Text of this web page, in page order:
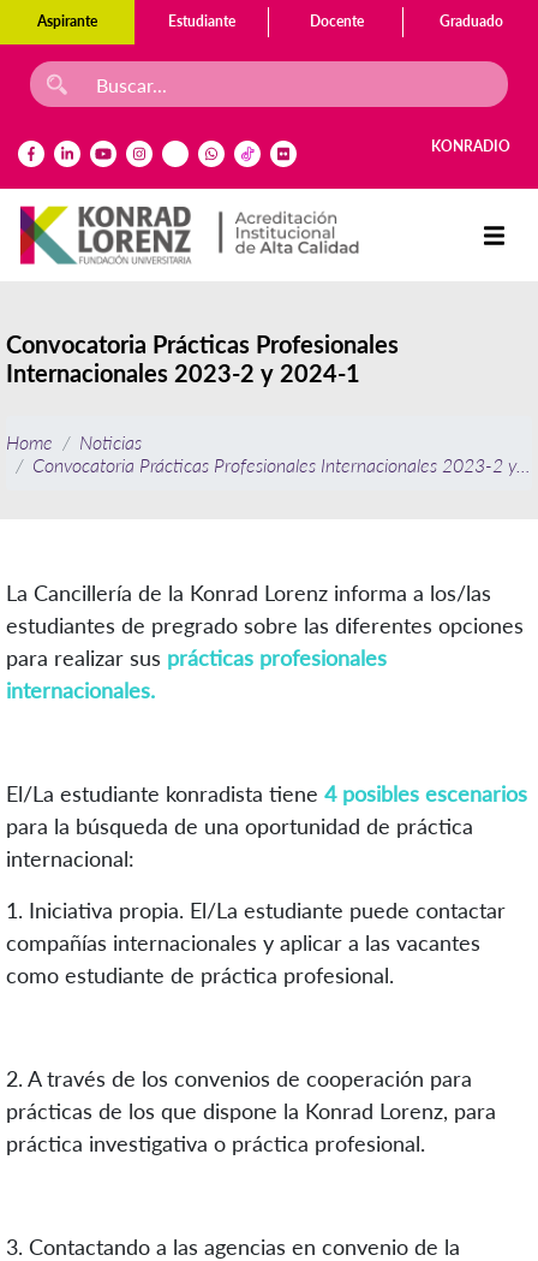
Aspirante Estudiante Docente Graduado
KONRADIO
Convocatoria Prácticas Profesionales
Internacionales 2023-2 y 2024-1
Home
Noticias
Convocatoria Prácticas Profesionales Internacionales 2023-2 y
La Cancillería de la Konrad Lorenz informa a los/las
estudiantes de pregrado sobre las diferentes opciones
para realizar sus prácticas profesionales
internacionales.
El/La estudiante konradista tiene 4 posibles escenarios
para la búsqueda de una oportunidad de práctica
internacional:
1. Iniciativa propia. El/La estudiante puede contactar
compañías internacionales y aplicar a las vacantes
como estudiante de práctica profesional.
2. A través de los convenios de cooperación para
prácticas de los que dispone la Konrad Lorenz, para
práctica investigativa o práctica profesional.
3. Contactando a las agencias en convenio de la